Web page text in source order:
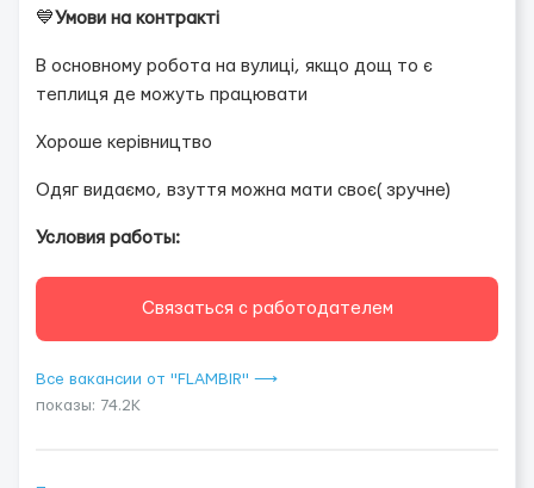
💙 Умови на контракті
В основному робота на вулиці, якщо дощ то є
теплиця де можуть працювати
Хороше керівництво
Одяг видаємо, взуття можна мати своє( зручне)
Условия работы:
Связаться с работодателем
Все вакансии от "FLAMBIR" ⟶
показы: 74.2K